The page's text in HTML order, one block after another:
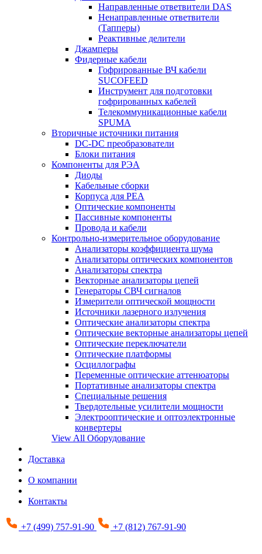
Направленные ответвители DAS
Ненаправленные ответвители
(Тапперы)
Реактивные делители
Джамперы
Фидерные кабели
Гофрированные ВЧ кабели
SUCOFEED
Инструмент для подготовки
гофрированных кабелей
Телекоммуникационные кабели
SPUMA
Вторичные источники питания
DC-DC преобразователи
Блоки питания
Компоненты для РЭА
Диоды
Кабельные сборки
Корпуса для РЕА
Оптические компоненты
Пассивные компоненты
Провода и кабели
Контрольно-измерительное оборудование
Анализаторы коэффициента шума
Анализаторы оптических компонентов
Анализаторы спектра
Векторные анализаторы цепей
Генераторы СВЧ сигналов
Измерители оптической мощности
Источники лазерного излучения
Оптические анализаторы спектра
Оптические векторные анализаторы цепей
Оптические переключатели
Оптические платформы
Осциллографы
Переменные оптические аттенюаторы
Портативные анализаторы спектра
Специальные решения
Твердотельные усилители мощности
Электрооптические и оптоэлектронные
конвертеры
View All Оборудование
Доставка
О компании
Контакты
+7 (499) 757-91-90 +7 (812) 767-91-90